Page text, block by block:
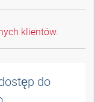
klientów.
do